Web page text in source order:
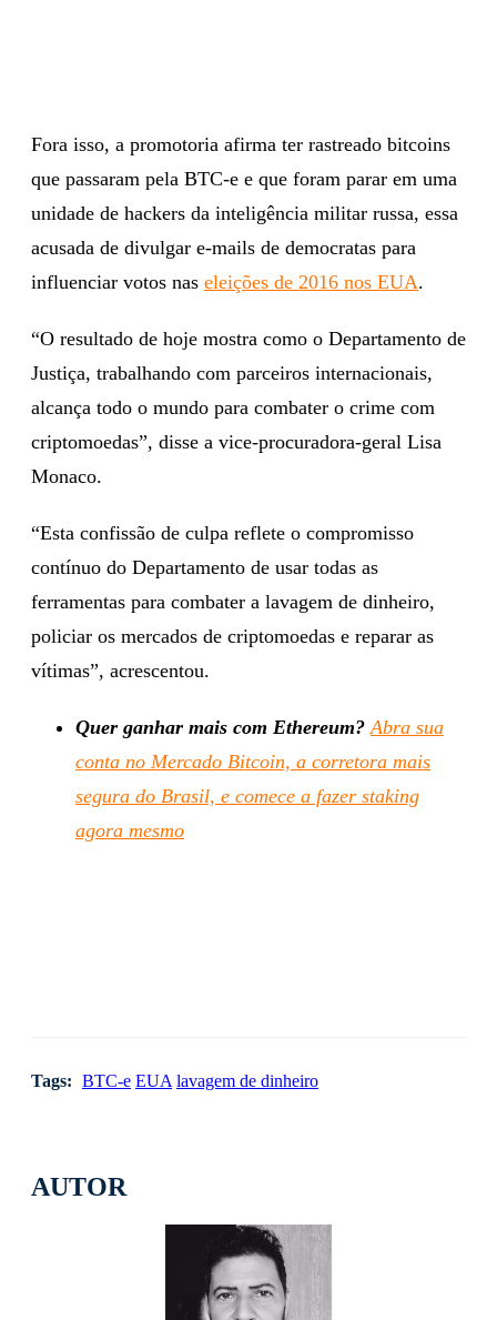
AUTOR
Fora isso, a promotoria afirma ter rastreado bitcoins
que passaram pela BTC-e e que foram parar em uma
unidade de hackers da inteligência militar russa, essa
acusada de divulgar e-mails de democratas para
influenciar votos nas eleições de 2016 nos EUA.
“O resultado de hoje mostra como o Departamento de
Justiça, trabalhando com parceiros internacionais,
alcança todo o mundo para combater o crime com
criptomoedas”, disse a vice-procuradora-geral Lisa
Monaco.
“Esta confissão de culpa reflete o compromisso
contínuo do Departamento de usar todas as
ferramentas para combater a lavagem de dinheiro,
policiar os mercados de criptomoedas e reparar as
vítimas”, acrescentou.
Quer ganhar mais com Ethereum? Abra sua
conta no Mercado Bitcoin, a corretora mais
segura do Brasil, e comece a fazer staking
agora mesmo
Tags: BTC-e EUA lavagem de dinheiro